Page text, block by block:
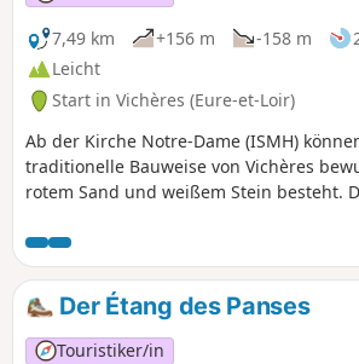
7,49 km
+156 m -158 m
Leicht
Start in Vichères (Eure-et-Loir)
Ab der Kirche Notre-Dame (ISMH)
traditionelle Bauweise von Vichères
rotem Sand und weißem Stein besteht.
Hügel von Rougemont (mit 285 m der
Departements Eure-et-Loir) mit dem
Berthe.Der Étang des Panses
Touristiker/in